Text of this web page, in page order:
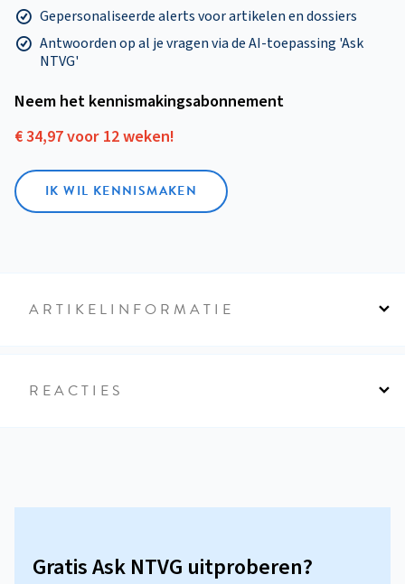
Gepersonaliseerde alerts voor artikelen en dossiers
Antwoorden op al je vragen via de AI-toepassing 'Ask
NTVG'
Neem het kennismakings­abonnement
€ 34,97 voor 12 weken!
IK WIL KENNISMAKEN
ARTIKELINFORMATIE
REACTIES
Gratis Ask NTVG uitproberen?